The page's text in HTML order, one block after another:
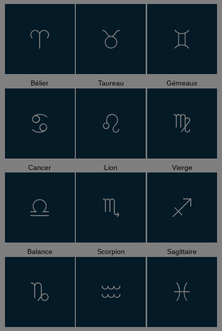
Bélier Taureau Gémeaux
Cancer Lion Vierge
Balance Scorpion Sagittaire